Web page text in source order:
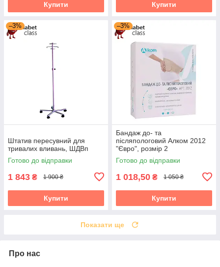
Купити Купити
–3%
Штатив пересувний для
тривалих вливань, ШДВп
Готово до відправки
1 843 ₴ 1 900 ₴
Купити
–3%
Бандаж до- та
післяпологовий Алком 2012
"Євро", розмір 2
Готово до відправки
1 018,50 ₴ 1 050 ₴
Купити
Показати ще
Про нас